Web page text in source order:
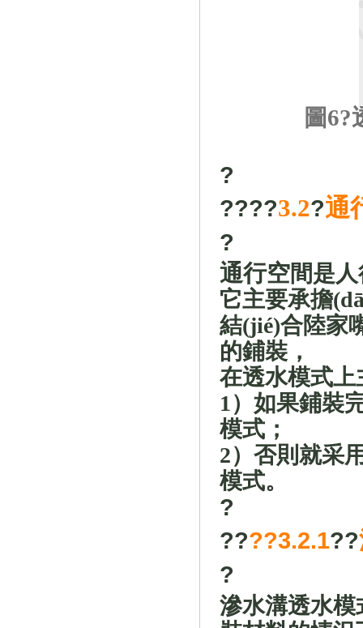
圖6?
?
????3.2?通
?
通行空間是人
它主要承擔
結(jié)合陸家
的鋪裝，
在透水模式
1）如果鋪裝
模式；
2）否則就采
模式。
?
????3.2.1??
?
滲水溝透水